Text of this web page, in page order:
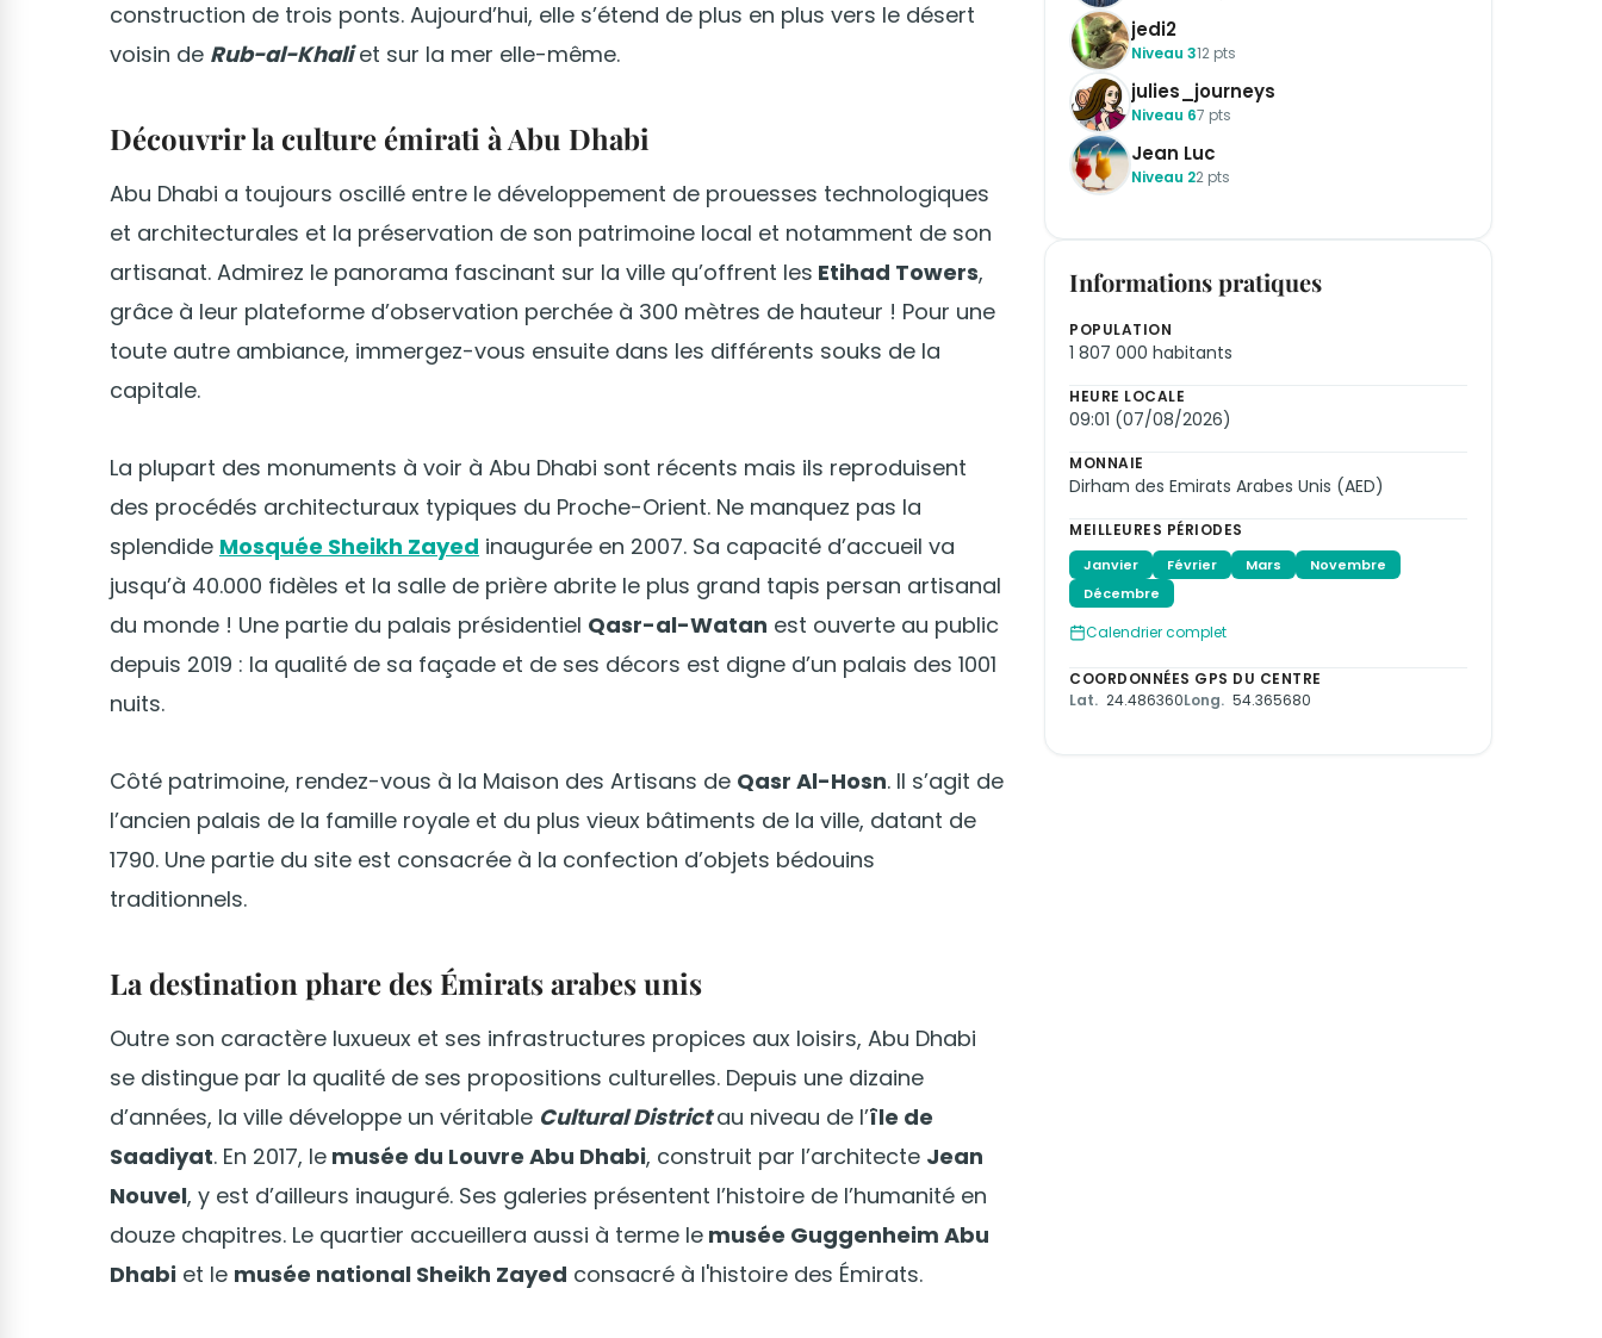
construction de trois ponts. Aujourd’hui, elle s’étend de plus en plus vers le désert
voisin de Rub-al-Khaliet sur la mer elle-même.
Découvrir la culture émirati à Abu Dhabi
Abu Dhabi a toujours oscillé entre le développement de prouesses technologiques
et architecturales et la préservation de son patrimoine local et notamment de son
artisanat. Admirez le panorama fascinant sur la ville qu’offrent les Etihad Towers,
grâce à leur plateforme d’observation perchée à 300 mètres de hauteur ! Pour une
toute autre ambiance, immergez-vous ensuite dans les différents souks de la
capitale.
La plupart des monuments à voir à Abu Dhabi sont récents mais ils reproduisent
des procédés architecturaux typiques du Proche-Orient. Ne manquez pas la
splendide Mosquée Sheikh Zayed inaugurée en 2007. Sa capacité d’accueil va
jusqu’à 40.000 fidèles et la salle de prière abrite le plus grand tapis persan artisanal
du monde ! Une partie du palais présidentiel Qasr-al-Watan est ouverte au public
depuis 2019 : la qualité de sa façade et de ses décors est digne d’un palais des 1001
nuits.
Côté patrimoine, rendez-vous à la Maison des Artisans de Qasr Al-Hosn. Il s’agit de
l’ancien palais de la famille royale et du plus vieux bâtiments de la ville, datant de
1790. Une partie du site est consacrée à la confection d’objets bédouins
traditionnels.
La destination phare des Émirats arabes unis
Outre son caractère luxueux et ses infrastructures propices aux loisirs, Abu Dhabi
se distingue par la qualité de ses propositions culturelles. Depuis une dizaine
d’années, la ville développe un véritable Cultural Districtau niveau de l’île de
Saadiyat. En 2017, le musée du Louvre Abu Dhabi, construit par l’architecte Jean
Nouvel, y est d’ailleurs inauguré. Ses galeries présentent l’histoire de l’humanité en
douze chapitres. Le quartier accueillera aussi à terme le musée Guggenheim Abu
Dhabi et le musée national Sheikh Zayed consacré à l'histoire des Émirats.
jedi2
Niveau 312 pts
julies_journeys
Niveau 67 pts
Jean Luc
Niveau 22 pts
Informations pratiques
POPULATION
1 807 000 habitants
HEURE LOCALE
09:01 (07/08/2026)
MONNAIE
Dirham des Emirats Arabes Unis (AED)
MEILLEURES PÉRIODES
Janvier Février Mars
Novembre
Décembre
Calendrier complet
COORDONNÉES GPS DU CENTRE
Lat. 24.486360Long. 54.365680